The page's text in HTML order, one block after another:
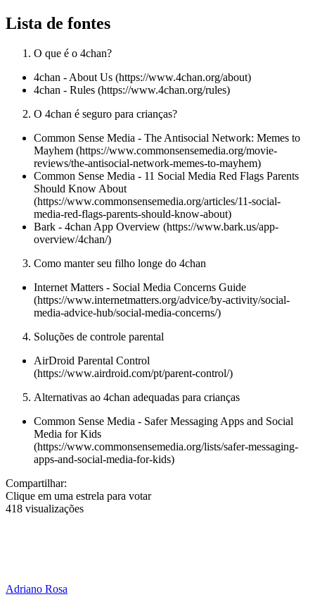
Lista de fontes
O que é o 4chan?
4chan - About Us (https://www.4chan.org/about)
4chan - Rules (https://www.4chan.org/rules)
O 4chan é seguro para crianças?
Common Sense Media - The Antisocial Network: Memes to
Mayhem (https://www.commonsensemedia.org/movie-
reviews/the-antisocial-network-memes-to-mayhem)
Common Sense Media - 11 Social Media Red Flags Parents
Should Know About
(https://www.commonsensemedia.org/articles/11-social-
media-red-flags-parents-should-know-about)
Bark - 4chan App Overview (https://www.bark.us/app-
overview/4chan/)
Como manter seu filho longe do 4chan
Internet Matters - Social Media Concerns Guide
(https://www.internetmatters.org/advice/by-activity/social-
media-advice-hub/social-media-concerns/)
Soluções de controle parental
AirDroid Parental Control
(https://www.airdroid.com/pt/parent-control/)
Alternativas ao 4chan adequadas para crianças
Common Sense Media - Safer Messaging Apps and Social
Media for Kids
(https://www.commonsensemedia.org/lists/safer-messaging-
apps-and-social-media-for-kids)
Compartilhar:
Clique em uma estrela para votar
418 visualizações
Adriano Rosa